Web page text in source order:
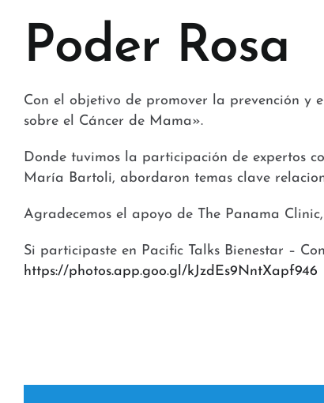
Poder Rosa
Con el objetivo de promover la prevención y
sobre el Cáncer de Mama».
Donde tuvimos la participación de expertos
María Bartoli, abordaron temas clave
Agradecemos el apoyo de The Panama
Si participaste en Pacific Talks Bienestar –
https://photos.app.goo.gl/kJzdEs9NntXapf946